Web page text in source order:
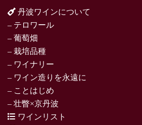
丹波ワインについて
– テロワール
– 葡萄畑
– 栽培品種
– ワイナリー
– ワイン造りを永遠に
– ことはじめ
– 壮瞥×京丹波
ワインリスト